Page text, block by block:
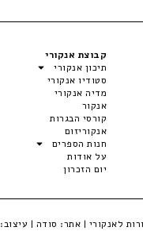
קבוצת אנקורי
תיכון אנקורי
סטודיו אנקורי
מדיה אנקורי
אנקור
קורסי הבגרות
אנקוריזום
חנות הספרים
על אודות
יום הזכרון
לאנקורי | אתר: סודה | עיצוב: